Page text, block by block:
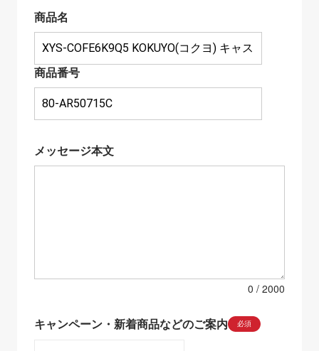
商品名
商品番号
メッセージ本文
0
キャンペーン・新着商品などのご案内 必須